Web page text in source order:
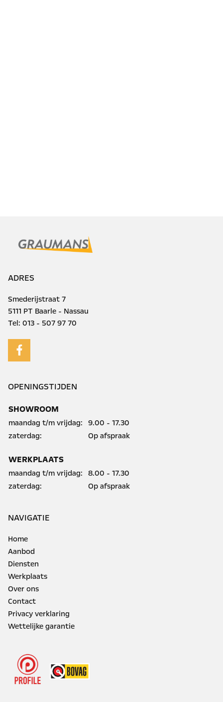
ADRES
Smederijstraat 7
5111 PT Baarle - Nassau
Tel:013 - 507 97 70
OPENINGSTIJDEN
SHOWROOM
maandag t/m vrijdag:
9.00 - 17.30
zaterdag:
Op afspraak
WERKPLAATS
maandag t/m vrijdag:
8.00 - 17.30
zaterdag:
Op afspraak
NAVIGATIE
Home
Aanbod
Diensten
Werkplaats
Over ons
Contact
Privacy verklaring
Wettelijke garantie